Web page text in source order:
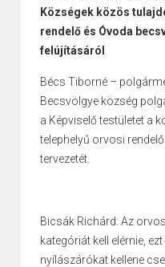
Községek közös
rendelő és Óvoda
felújításáról
Bécs Tiborné –
Becsvölgye község
a Képviselő testületet a
telephelyű orvosi
tervezetét.
Bicsák Richárd: Az
kategóriát kell elérnie,
nyílászárókat kellene